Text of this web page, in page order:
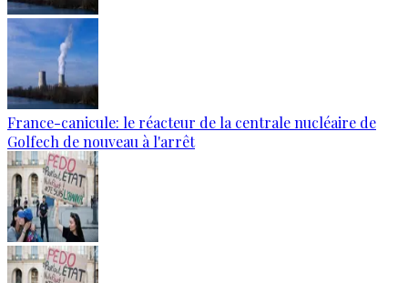
France-canicule: le réacteur de la centrale nucléaire de
Golfech de nouveau à l'arrêt